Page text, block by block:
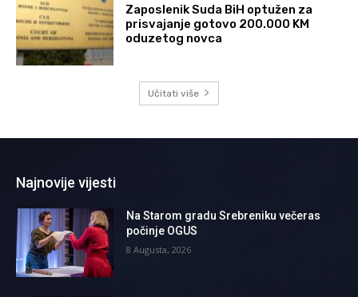
Zaposlenik Suda BiH optužen za
prisvajanje gotovo 200.000 KM
oduzetog novca
Učitati više
Najnovije vijesti
Na Starom gradu Srebreniku večeras
počinje OGUS
8 Augusta, 2026